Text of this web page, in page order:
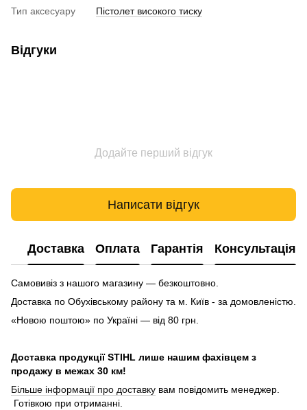
Тип аксесуару Пістолет високого тиску
Відгуки
Додайте перший відгук
Написати відгук
Доставка Оплата Гарантія Консультація
Самовивіз з нашого магазину — безкоштовно.
Доставка по Обухівському району та м. Київ - за домовленістю.
«Новою поштою» по Україні — від 80 грн.
Доставка продукції STIHL лише нашим фахівцем з
продажу в межах 30 км!
Більше інформації про доставку вам повідомить менеджер.
Готівкою при отриманні.